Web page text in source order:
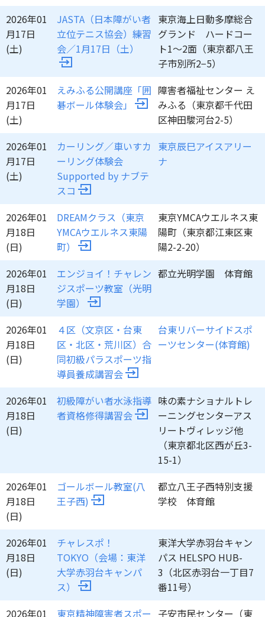
2026年01
月17日
(土)
JASTA（日本障がい者
立位テニス協会）練習
会／1月17日（土）
東京海上日動多摩総合
グランド ハードコー
ト1〜2面（東京都八王
子市別所2−5）
2026年01
月17日
(土)
えみふる公開講座「囲
碁ボール体験会」
障害者福祉センター え
みふる（東京都千代田
区神田駿河台2-5）
2026年01
月17日
(土)
カーリング／車いすカ
ーリング体験会
Supported by ナブテ
スコ
東京辰巳アイスアリー
ナ
2026年01
月18日
(日)
DREAMクラス（東京
YMCAウエルネス東陽
町）
東京YMCAウエルネス東
陽町（東京都江東区東
陽2-2-20）
2026年01
月18日
(日)
エンジョイ！チャレン
ジスポーツ教室（光明
学園）
都立光明学園 体育館
2026年01
月18日
(日)
４区（文京区・台東
区・北区・荒川区）合
同初級パラスポーツ指
導員養成講習会
台東リバーサイドスポ
ーツセンター(体育館)
2026年01
月18日
(日)
初級障がい者水泳指導
者資格修得講習会
味の素ナショナルトレ
ーニングセンターアス
リートヴィレッジ他
（東京都北区西が丘3-
15-1）
2026年01
月18日
(日)
ゴールボール教室(八
王子西)
都立八王子西特別支援
学校 体育館
2026年01
月18日
(日)
チャレスポ！
TOKYO（会場：東洋
大学赤羽台キャンパ
ス）
東洋大学赤羽台キャン
パス HELSPO HUB-
3（北区赤羽台一丁目7
番11号）
2026年01
東京精神障害者スポー 子安市民センター（東